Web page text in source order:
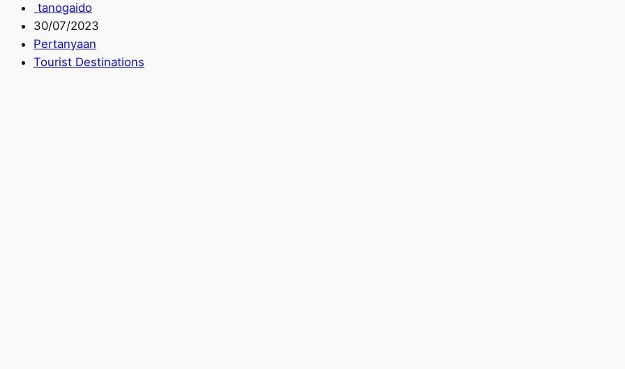
tanogaido
30/07/2023
Pertanyaan
Tourist Destinations